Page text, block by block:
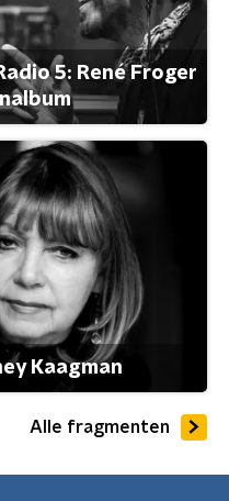
5: René Froger
Kaagman
Alle fragmenten